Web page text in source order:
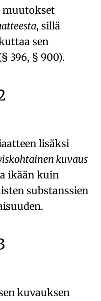
muutokset
, sillä
sen
§ 396, § 900).
lisäksi
kuvaus
ikään kuin
substanssien
kuvauksen